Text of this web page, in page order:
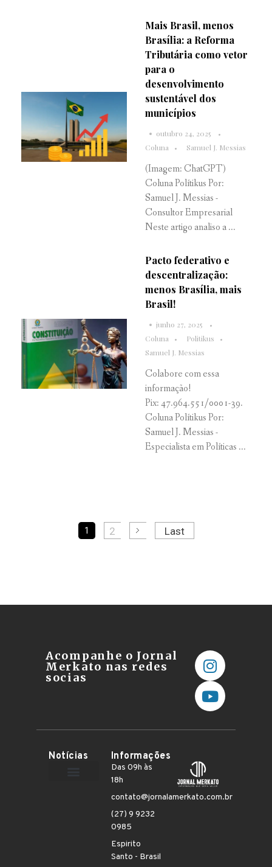
Mais Brasil, menos
Brasília: a Reforma
Tributária como vetor
para o
desenvolvimento
sustentável dos
municípios
outubro 24, 2025
Coluna
Samuel J. Messias
(Imagem: ChatGPT)
Coluna Polítikus Por:
Samuel J. Messias -
Consultor Empresarial
Neste artigo analiso a ...
Pacto federativo e
descentralização:
menos Brasília, mais
Brasil!
junho 27, 2025
Coluna
Politikus
Samuel J. Messias
Colabore com essa
informação!
Pix: 47.964.551/0001-39.
Coluna Polítikus Por:
Samuel J. Messias -
Especialista em Políticas ...
1 2 Last
Acompanhe o Jornal
Merkato nas redes
socias
Notícias Informações
Das 09h às
18h
contato@jornalamerkato.com.br
(27) 9 9232
0985
Espirito
Santo - Brasil